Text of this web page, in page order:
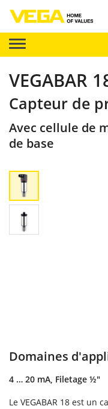
VEGABAR
Capteur de
Avec cellule de
de base
Domaines
4 … 20 mA, Filetage ½"
Le VEGABAR 18 est un